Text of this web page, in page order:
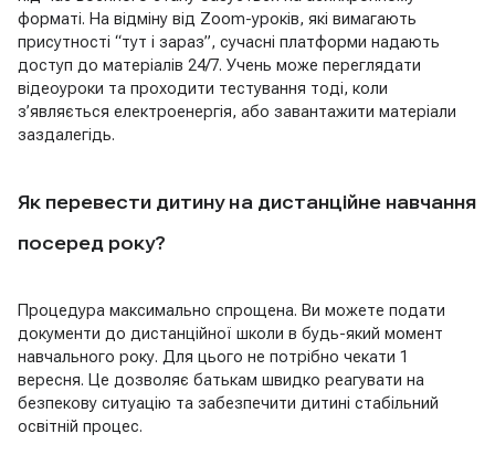
форматі. На відміну від Zoom-уроків, які вимагають
присутності “тут і зараз”, сучасні платформи надають
доступ до матеріалів 24/7. Учень може переглядати
відеоуроки та проходити тестування тоді, коли
з’являється електроенергія, або завантажити матеріали
заздалегідь.
Як перевести дитину на дистанційне навчання
посеред року?
Процедура максимально спрощена. Ви можете подати
документи до дистанційної школи в будь-який момент
навчального року. Для цього не потрібно чекати 1
вересня. Це дозволяє батькам швидко реагувати на
безпекову ситуацію та забезпечити дитині стабільний
освітній процес.